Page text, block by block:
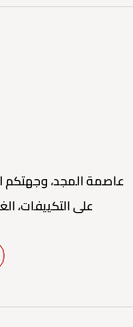
عاصمة المجد، وجهتكم
على التكييفات،